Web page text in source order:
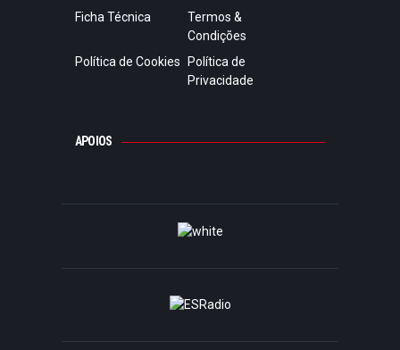
Ficha Técnica
Termos &
Condições
Política de Cookies
Política de
Privacidade
APOIOS